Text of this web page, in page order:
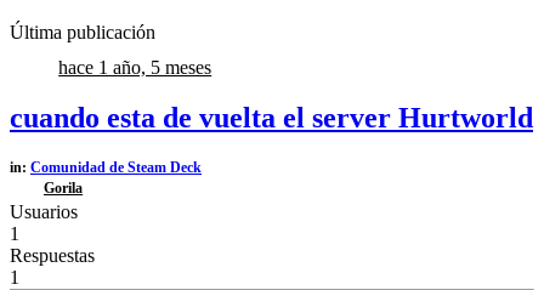
Última publicación
hace 1 año, 5 meses
cuando esta de vuelta el server Hurtworld
in: Comunidad de Steam Deck
Gorila
Usuarios
1
Respuestas
1